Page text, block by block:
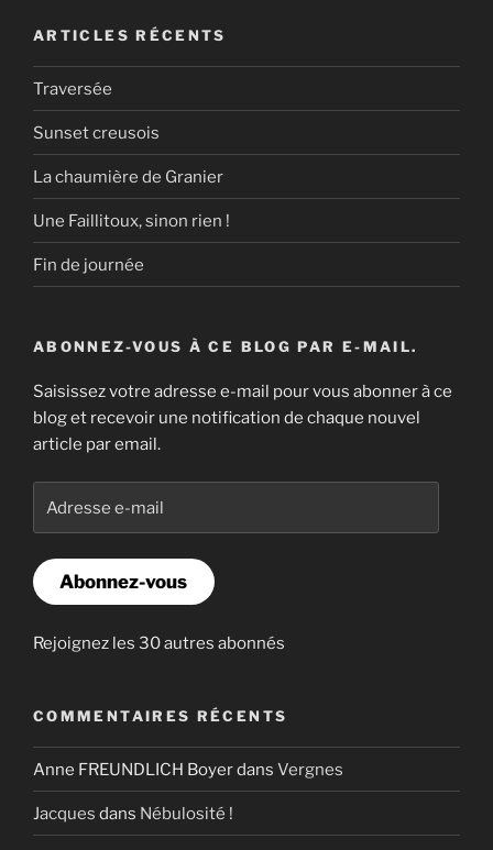
ARTICLES RÉCENTS
Traversée
Sunset creusois
La chaumière de Granier
Une Faillitoux, sinon rien !
Fin de journée
ABONNEZ-VOUS À CE BLOG PAR E-MAIL.
Saisissez votre adresse e-mail pour vous abonner à ce
blog et recevoir une notification de chaque nouvel
article par email.
e-
Abonnez-vous
Rejoignez les 30 autres abonnés
COMMENTAIRES RÉCENTS
Anne FREUNDLICH Boyerdans Vergnes
Jacques dans Nébulosité !